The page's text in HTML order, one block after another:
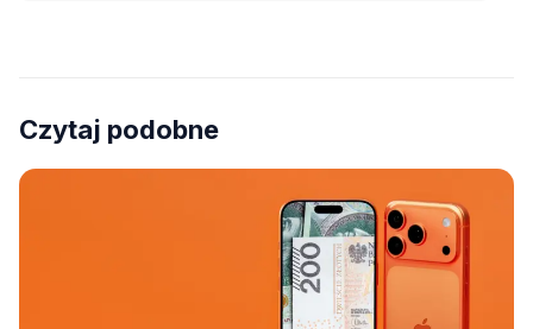
Czytaj podobne